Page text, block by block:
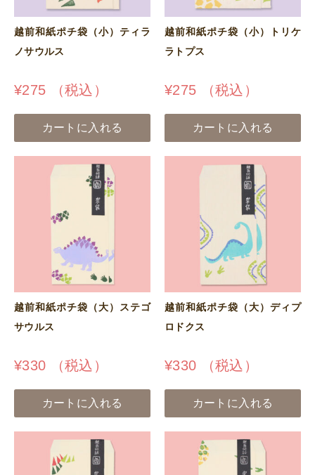
越前和紙ポチ袋（小）ティラ
ノサウルス
¥275 （税込）
カートに入れる
越前和紙ポチ袋（小）トリケ
ラトプス
¥275 （税込）
カートに入れる
越前和紙ポチ袋（大）ステゴ
サウルス
¥330 （税込）
カートに入れる
越前和紙ポチ袋（大）ディプ
ロドクス
¥330 （税込）
カートに入れる